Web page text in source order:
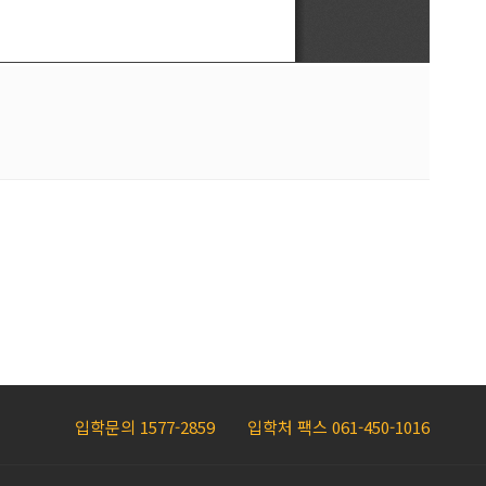
입학문의 1577-2859 입학처 팩스 061-450-1016